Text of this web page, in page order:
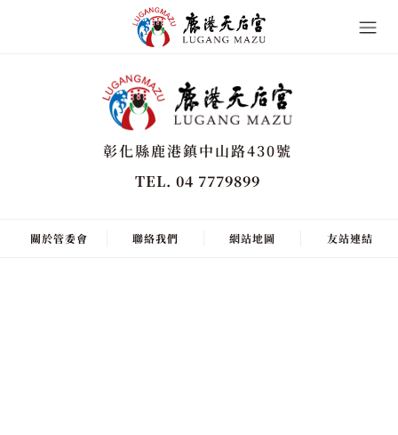
彰化縣鹿港鎮中山路430號
TEL. 04 7779899
關於管委會 聯絡我們 網站地圖 友站連結